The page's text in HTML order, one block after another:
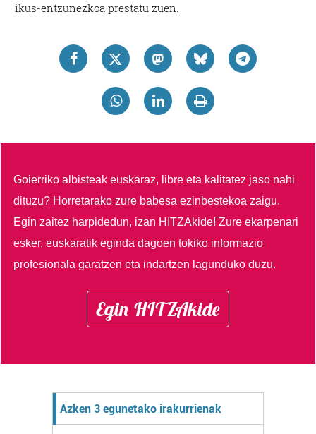
ikus-entzunezkoa prestatu zuen.
Goierriko albisteak euskaraz, libre eta kalitatez jaso nahi
dituzu? Horretarako zure babesa ezinbestekoa zaigu.
Egin zaitez harpidedun, izan HITZAkide!Zure ekarpenari
esker, euskaratik eginda dagoen tokiko informazio
profesionala garatzen eta indartzen lagunduko duzu.
Egin HITZAkide
Azken 3 egunetako irakurrienak